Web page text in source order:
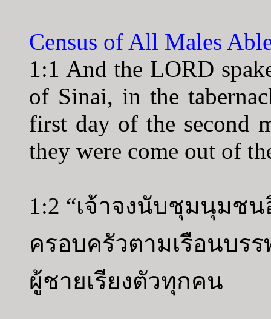
Census of All Males
1:1 And the LORD
of Sinai, in the
first day of the second
they were come out of
1:2 “เจ้าจงนับชุมนุมช
ครอบครัวตามเรือนบร
ผู้ชายเรียงตัวทุกคน